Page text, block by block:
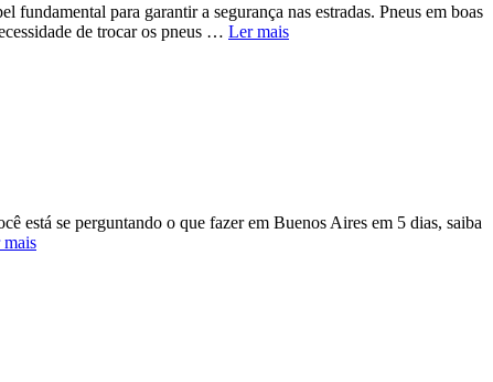
fundamental para garantir a segurança nas estradas. Pneus em boas
de trocar os pneus … Ler mais
está se perguntando o que fazer em Buenos Aires em 5 dias, saiba